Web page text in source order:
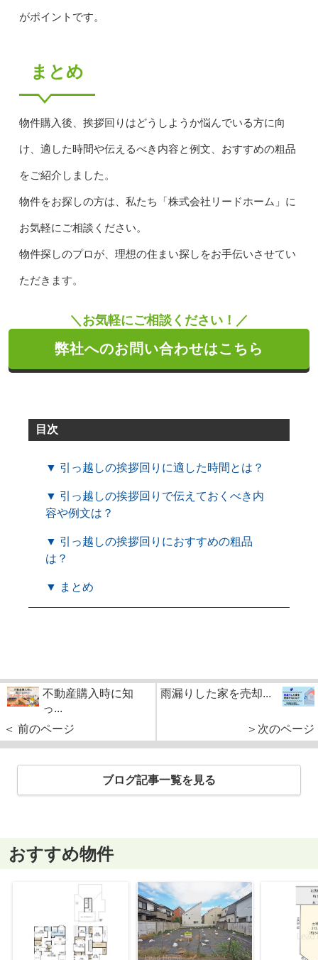
がポイントです。
まとめ
物件購入後、挨拶回りはどうしようか悩んでいる方に向
け、適した時間や伝えるべき内容と例文、おすすめの粗品
をご紹介しました。
物件をお探しの方は、私たち「株式会社リードホーム」に
お気軽にご相談ください。
物件探しのプロが、理想の住まい探しをお手伝いさせてい
ただきます。
＼お気軽にご相談ください！／
弊社へのお問い合わせはこちら
目次
▼ 引っ越しの挨拶回りに適した時間とは？
▼ 引っ越しの挨拶回りで伝えておくべき内
容や例文は？
▼ 引っ越しの挨拶回りにおすすめの粗品
は？
▼ まとめ
不動産購入時に知
っ...
＜ 前のページ
雨漏りした家を売却...
＞次のページ
ブログ記事一覧を見る
おすすめ物件